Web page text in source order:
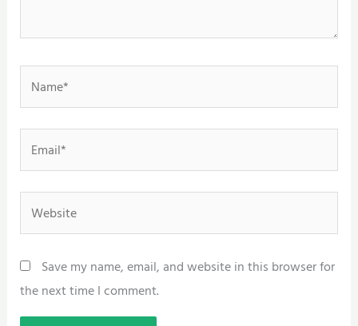
Name*
Email*
Website
Save my name, email, and website in this browser for
the next time I comment.